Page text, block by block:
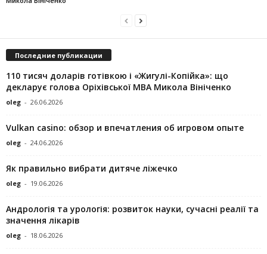
Последние публикации
110 тисяч доларів готівкою і «Жигулі-Копійка»: що
декларує голова Оріхівської МВА Микола Вініченко
oleg - 26.06.2026
Vulkan casino: обзор и впечатления об игровом опыте
oleg - 24.06.2026
Як правильно вибрати дитяче ліжечко
oleg - 19.06.2026
Андрологія та урологія: розвиток науки, сучасні реалії та
значення лікарів
oleg - 18.06.2026